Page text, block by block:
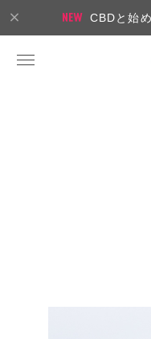
CBDと始